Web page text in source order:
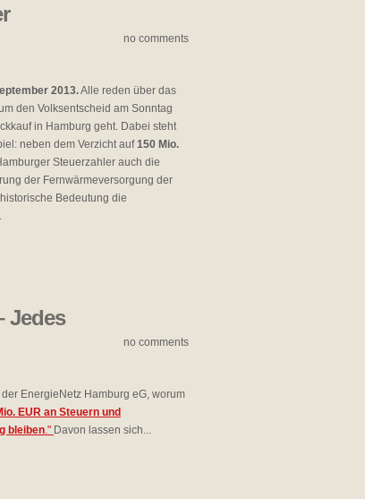
no comments
2013.Alle reden über das
den Volksentscheid am Sonntag
in Hamburg geht. Dabei steht
neben dem Verzicht auf150 Mio.
Steuerzahler auch die
der Fernwärmeversorgung der
Bedeutung die
no comments
Jedes
EnergieNetz Hamburg eG, worum
EUR an Steuern und
bleiben." Davon lassen sich...